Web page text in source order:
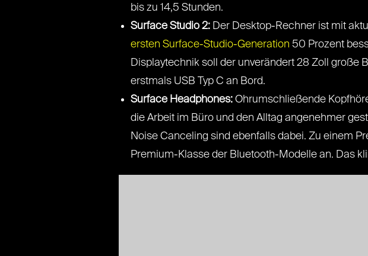
bis zu 14,5 Stunden.
Surface Studio 2:Der Desktop-Rechner ist mit
ersten Surface-Studio-Generation 50 Prozent
Displaytechnik soll der unverändert 28 Zoll große
erstmals USB Typ C an Bord.
Surface Headphones:Ohrumschließende
die Arbeit im Büro und den Alltag angenehmer
Noise Canceling sind ebenfalls dabei. Zu einem
Premium-Klasse der Bluetooth-Modelle an. Das